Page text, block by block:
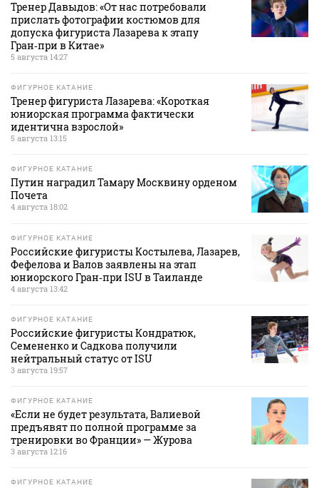
Тренер Давыдов: «От нас потребовали
прислать фотографии костюмов для
допуска фигуриста Лазарева к этапу
Гран‑при в Китае»
5 августа 14:27
ФИГУРНОЕ КАТАНИЕ
Тренер фигуриста Лазарева: «Короткая
юниорская программа фактически
идентична взрослой»
5 августа 13:15
ФИГУРНОЕ КАТАНИЕ
Путин наградил Тамару Москвину орденом
Почета
4 августа 18:02
ФИГУРНОЕ КАТАНИЕ
Российские фигуристы Костылева, Лазарев,
Фефелова и Валов заявлены на этап
юниорского Гран‑при ISU в Таиланде
4 августа 13:42
ФИГУРНОЕ КАТАНИЕ
Российские фигуристы Кондратюк,
Семененко и Садкова получили
нейтральный статус от ISU
3 августа 19:57
ФИГУРНОЕ КАТАНИЕ
«Если не будет результата, Валиевой
предъявят по полной программе за
тренировки во Франции» — Журова
3 августа 12:16
ФИГУРНОЕ КАТАНИЕ